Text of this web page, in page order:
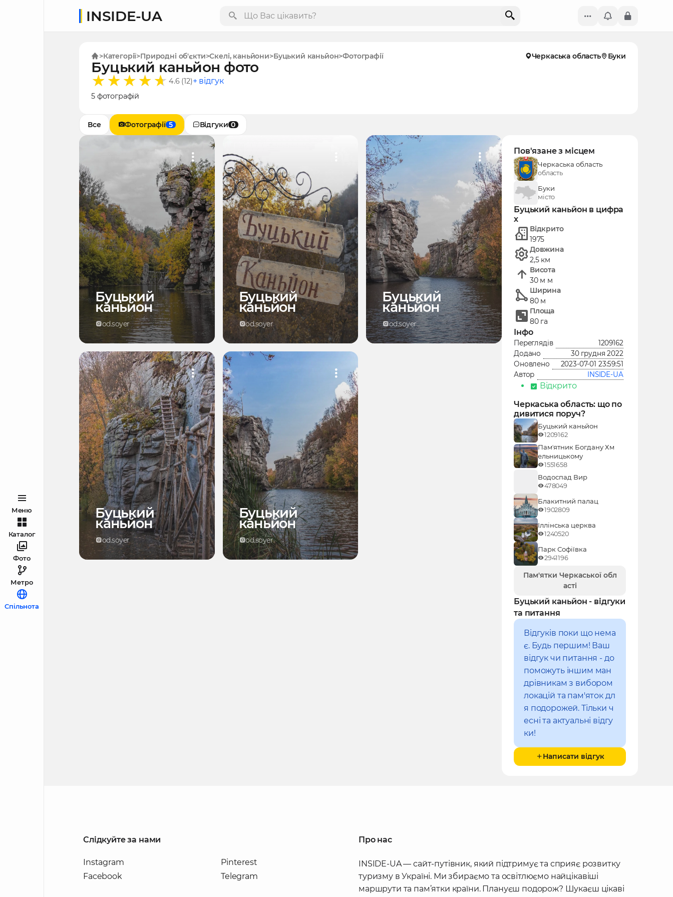
Меню
Каталог
Фото
Метро
Спільнота
INSIDE-UA
Категорії Природні об'єкти Скелі, каньйони Буцький каньйон Фотографії Черкаська область Буки
Буцький каньйон фото
4.6 (12)+ відгук
5 фотографій
Все Фотографії 5 Відгуки 0
Буцький
каньйон
od.soyer
Буцький
каньйон
od.soyer
Буцький
каньйон
od.soyer
Буцький
каньйон
od.soyer
Буцький
каньйон
od.soyer
Пов'язане з місцем
Черкаська область
область
Буки
місто
Буцький каньйон в цифра
х
Відкрито
1975
Довжина
2,5 км
Висота
30 м м
Ширина
80 м
Площа
80 га
Інфо
Переглядів
1209162
Додано
30 грудня 2022
Оновлено
2023-07-01 23:59:51
Автор
INSIDE-UA
Відкрито
Черкаська область: що по
дивитися поруч?
Буцький каньйон
1209162
Памʼятник Богдану Хм
ельницькому
1551658
Водоспад Вир
478049
Блакитний палац
1902809
Іллінська церква
1240520
Парк Софіївка
2941196
Пам'ятки Черкаської обл
асті
Буцький каньйон - відгуки
та питання
Відгуків поки що нема
є. Будь першим! Ваш
відгук чи питання - до
поможуть іншим ман
дрівникам з вибором
локацій та пам'яток дл
я подорожей. Тільки ч
есні та актуальні відгу
ки!
Написати відгук
Слідкуйте за нами
Instagram
Facebook
Pinterest
Telegram
Про нас
INSIDE-UA — сайт-путівник, який підтримує та сприяє розвитку
туризму в Україні. Ми збираємо та освітлюємо найцікавіші
маршрути та пам’ятки країни. Плануєш подорож? Шукаєш цікаві